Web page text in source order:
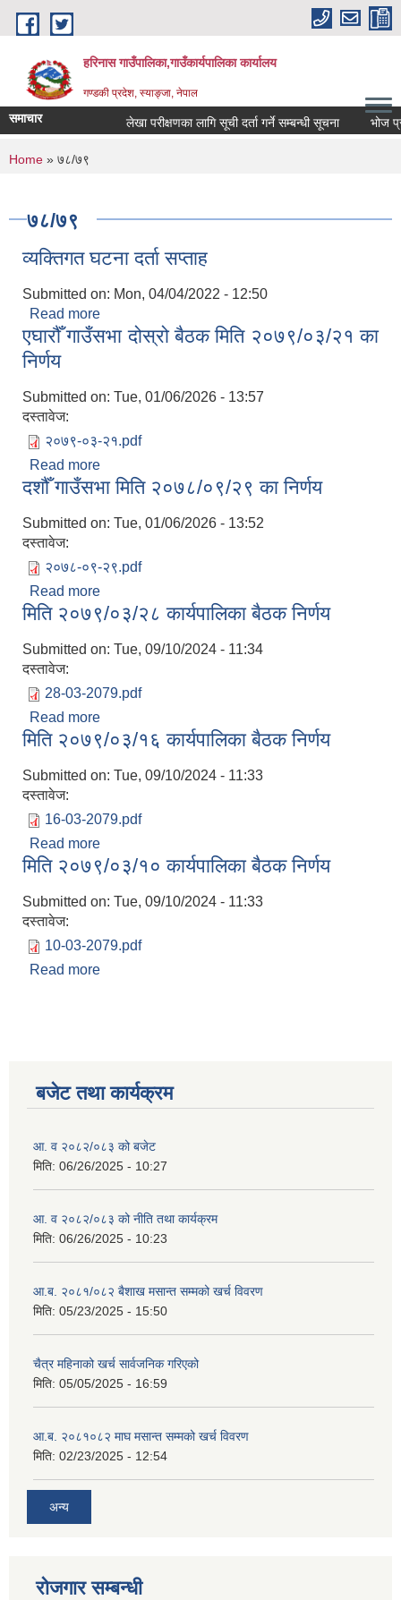
Skip to main content
हरिनास गाउँपालिका,गाउँकार्यपालिका कार्यालय
गण्डकी प्रदेश, स्याङ्जा, नेपाल
समाचार लेखा परीक्षणका लागि सूची दर्ता गर्ने सम्बन्धी सूचना भोज
You are here
Home » ७८/७९
७८/७९
व्यक्तिगत घटना दर्ता सप्ताह
Submitted on: Mon, 04/04/2022 - 12:50
Read more
एघारौँ गाउँसभा दोस्रो बैठक मिति २०७९/०३/२१ का
निर्णय
Submitted on: Tue, 01/06/2026 - 13:57
दस्तावेज:
२०७९-०३-२१.pdf
Read more
निर्णय
दशौँ गाउँसभा मिति २०७८/०९/२९ का निर्णय
Submitted on: Tue, 01/06/2026 - 13:52
दस्तावेज:
२०७८-०९-२९.pdf
Read more
मिति २०७९/०३/२८ कार्यपालिका बैठक निर्णय
Submitted on: Tue, 09/10/2024 - 11:34
दस्तावेज:
28-03-2079.pdf
Read more
मिति २०७९/०३/१६ कार्यपालिका बैठक निर्णय
Submitted on: Tue, 09/10/2024 - 11:33
दस्तावेज:
16-03-2079.pdf
Read more
मिति २०७९/०३/१० कार्यपालिका बैठक निर्णय
Submitted on: Tue, 09/10/2024 - 11:33
दस्तावेज:
10-03-2079.pdf
Read more
बजेट तथा कार्यक्रम
आ. व २०८२/०८३ को बजेट
मिति: 06/26/2025 - 10:27
आ. व २०८२/०८३ को नीति तथा कार्यक्रम
मिति: 06/26/2025 - 10:23
आ.ब. २०८१/०८२ बैशाख मसान्त सम्मको खर्च विवरण
मिति: 05/23/2025 - 15:50
चैत्र महिनाको खर्च सार्वजनिक गरिएको
मिति: 05/05/2025 - 16:59
आ.ब. २०८१०८२ माघ मसान्त सम्मको खर्च विवरण
मिति: 02/23/2025 - 12:54
अन्य
रोजगार सम्बन्धी